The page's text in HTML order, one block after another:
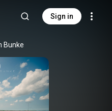
Sign in
Bunke